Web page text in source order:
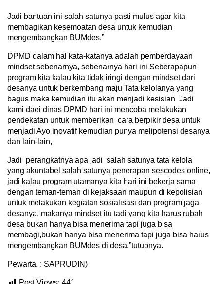
Jadi bantuan ini salah satunya pasti mulus agar kita
membagikan kesemoatan desa untuk kemudian
mengembangkan BUMdes,”
DPMD dalam hal kata-katanya adalah pemberdayaan
mindset sebenarnya, sebenarnya hari ini Seberapapun
program kita kalau kita tidak iringi dengan mindset dari
desanya untuk berkembang maju Tata kelolanya yang
bagus maka kemudian itu akan menjadi kesisian Jadi
kami daei dinas DPMD hari ini mencoba melakukan
pendekatan untuk memberikan cara berpikir desa untuk
menjadi Ayo inovatif kemudian punya melipotensi desanya
dan lain-lain,
Jadi perangkatnya apa jadi salah satunya tata kelola
yang akuntabel salah satunya penerapan sescodes online,
jadi kalau program utamanya kita hari ini bekerja sama
dengan teman-teman di kejaksaan maupun di kepolisian
untuk melakukan kegiatan sosialisasi dan program jaga
desanya, makanya mindset itu tadi yang kita harus rubah
desa bukan hanya bisa menerima tapi juga bisa
membagi,bukan hanya bisa menerima tapi juga bisa harus
mengembangkan BUMdes di desa,”tutupnya.
Pewarta. : SAPRUDIN)
Post Views: 441